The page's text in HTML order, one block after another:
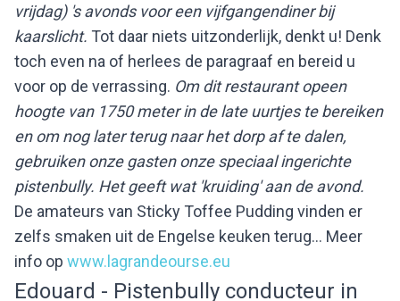
vrijdag) 's avonds voor een vijfgangendiner bij
kaarslicht. Tot daar niets uitzonderlijk, denkt u! Denk
toch even na of herlees de paragraaf en bereid u
voor op de verrassing. Om dit restaurant opeen
hoogte van 1750 meter in de late uurtjes te bereiken
en om nog later terug naar het dorp af te dalen,
gebruiken onze gasten onze speciaal ingerichte
pistenbully. Het geeft wat 'kruiding' aan de avond.
De amateurs van Sticky Toffee Pudding vinden er
zelfs smaken uit de Engelse keuken terug... Meer
info op www.lagrandeourse.eu
Edouard - Pistenbully conducteur in